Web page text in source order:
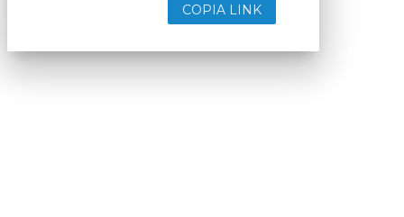
COPIA LINK